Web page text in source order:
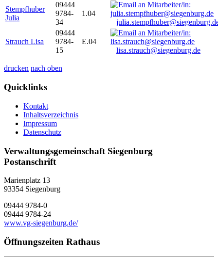
Stempfhuber
Julia
09444
9784-
34
1.04
Strauch Lisa
09444
9784-
15
E.04
lisa.strauch@siegenburg.de
drucken nach oben
Quicklinks
Kontakt
Inhaltsverzeichnis
Impressum
Datenschutz
Verwaltungsgemeinschaft Siegenburg
Postanschrift
Marienplatz 13
93354 Siegenburg
09444 9784-0
09444 9784-24
www.vg-siegenburg.de/
Öffnungszeiten Rathaus